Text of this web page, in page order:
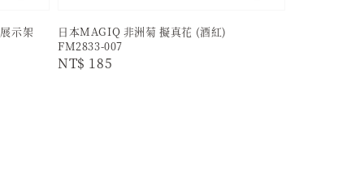
示架
日本MAGIQ 非洲菊 擬真花 (酒紅)
FM2833-007
Regular
NT$ 185